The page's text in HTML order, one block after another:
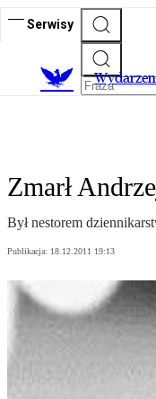
Serwisy
Zmarł
Był nestorem
Publikacja: 18.12.2011 19:13